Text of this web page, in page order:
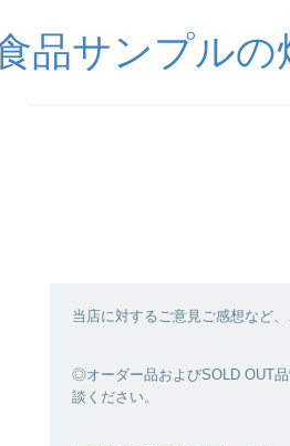
品サンプルの
当店に対するご意見ご感想など
◎オーダー品およびSOLD OUT品
談ください。